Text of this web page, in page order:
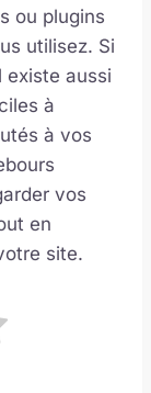
ou plugins
utilisez. Si
existe aussi
à
à vos
vos
en
site.